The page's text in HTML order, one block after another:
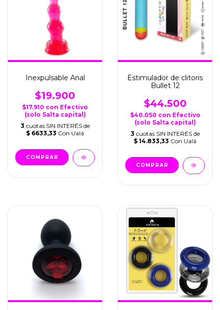
Inexpulsable Anal
$19.900
$17.910 con Efectivo
(solo Salta capital)
3 cuotas SIN INTERÉS de
$ 6633,33 Con Ualá
Estimulador de clitoris
Bullet 12
$44.500
$40.050 con Efectivo
(solo Salta capital)
3 cuotas SIN INTERÉS de
$ 14.833,33 Con Ualá